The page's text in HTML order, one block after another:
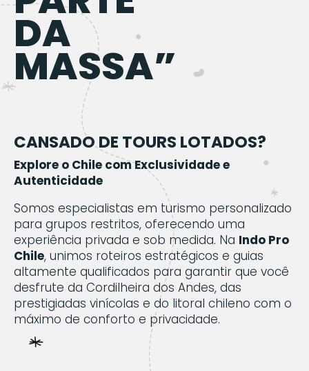
DA
MASSA”
CANSADO DE TOURS LOTADOS?
Explore o Chile com Exclusividade e
Autenticidade
Somos especialistas em turismo personalizado
para grupos restritos, oferecendo uma
experiência privada e sob medida. Na Indo Pro
Chile, unimos roteiros estratégicos e guias
altamente qualificados para garantir que você
desfrute da Cordilheira dos Andes, das
prestigiadas vinícolas e do litoral chileno com o
máximo de conforto e privacidade.